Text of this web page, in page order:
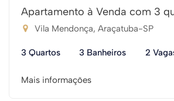
Apartamento à Venda com 3
Vila Mendonça, Araçatuba-SP
3 Quartos 3 Banheiros 2
Mais informações